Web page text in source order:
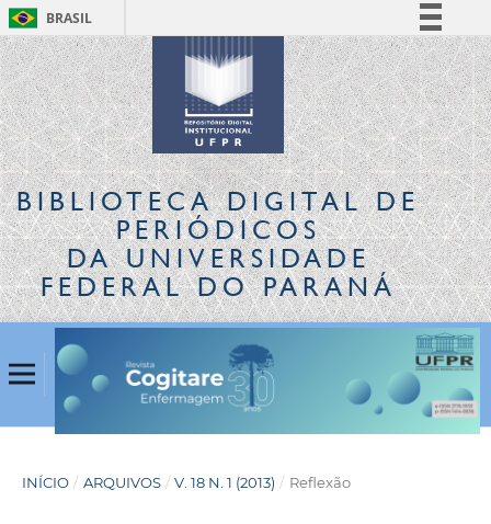
BRASIL
Simplifique!
Comunica BR
Participe
Acesso à informação
Legislação
Canais
BIBLIOTECA DIGITALDE
PERIÓDICOS
DA UNIVERSIDADE
FEDERAL DO PARANÁ
INÍCIO / ARQUIVOS / V. 18 N. 1 (2013) / Reflexão